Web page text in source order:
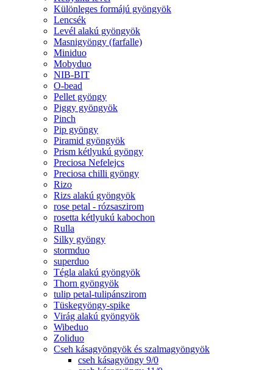
Különleges formájú gyöngyök
Lencsék
Levél alakú gyöngyök
Masnigyöngy (farfalle)
Miniduo
Mobyduo
NIB-BIT
O-bead
Pellet gyöngy
Piggy gyöngyök
Pinch
Pip gyöngy
Piramid gyöngyök
Prism kétlyukú gyöngy
Preciosa Nefelejcs
Preciosa chilli gyöngy
Rizo
Rizs alakú gyöngyök
rose petal - rózsaszirom
rosetta kétlyukú kabochon
Rulla
Silky gyöngy
stormduo
superduo
Tégla alakú gyöngyök
Thorn gyöngyök
tulip petal-tulipánszirom
Tüskegyöngy-spike
Virág alakú gyöngyök
Wibeduo
Zoliduo
Cseh kásagyöngyök és szalmagyöngyök
cseh kásagyöngy 9/0